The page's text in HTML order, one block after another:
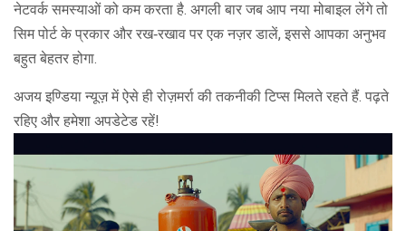
नेटवर्क समस्याओं को कम करता है. अगली बार जब आप नया मोबाइल लेंगे तो
सिम पोर्ट के प्रकार और रख‑रखाव पर एक नज़र डालें, इससे आपका अनुभव
बहुत बेहतर होगा.
अजय इण्डिया न्यूज़ में ऐसे ही रोज़मर्रा की तकनीकी टिप्स मिलते रहते हैं. पढ़ते
रहिए और हमेशा अपडेटेड रहें!